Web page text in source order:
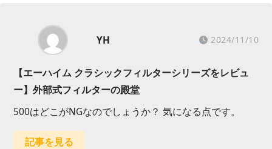
YH 2024/11/10
【エーハイム クラシックフィルターシリーズをレビュ
ー】外部式フィルターの殿堂
500はどこがNGなのでしょうか？ 気になる点です。
記事を見る